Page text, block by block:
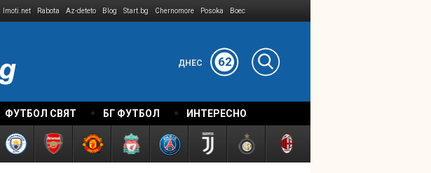
Imoti.net Rabota Az-deteto Blog Start.bg Chernomore Posoka Boec
ДНЕС 62
ФУТБОЛ СВЯТ БГ ФУТБОЛ ИНТЕРЕСНО